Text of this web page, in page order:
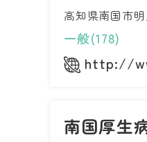
高知県南国市
一般(178)
http://
南国厚生